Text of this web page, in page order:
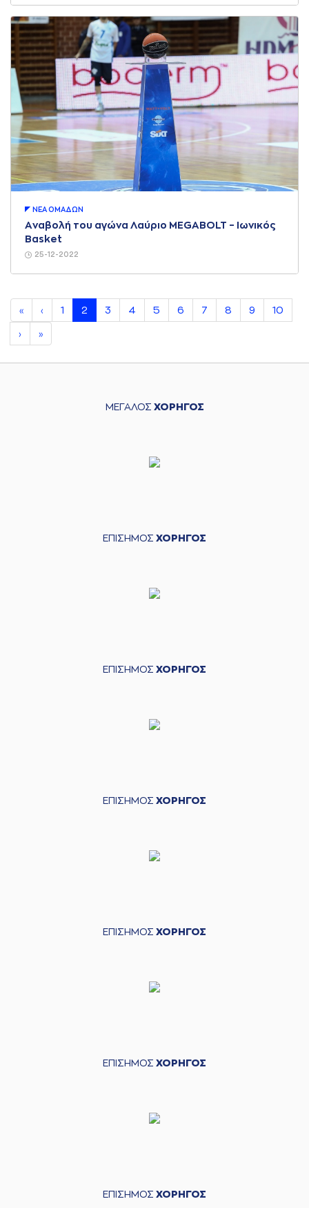
25-12-2022
ΝΕA ΟΜAΔΩΝ
Aναβολή του αγώνα Λαύριο MEGABOLT – Iωνικός
Basket
« ‹ 1 2 3 4 5 6 7 8 9 10
› »
ΜΕΓΑΛΟΣ ΧΟΡΗΓΟΣ
ΕΠΙΣΗΜΟΣ ΧΟΡΗΓΟΣ
ΕΠΙΣΗΜΟΣ ΧΟΡΗΓΟΣ
ΕΠΙΣΗΜΟΣ ΧΟΡΗΓΟΣ
ΕΠΙΣΗΜΟΣ ΧΟΡΗΓΟΣ
ΕΠΙΣΗΜΟΣ ΧΟΡΗΓΟΣ
ΕΠΙΣΗΜΟΣ ΧΟΡΗΓΟΣ